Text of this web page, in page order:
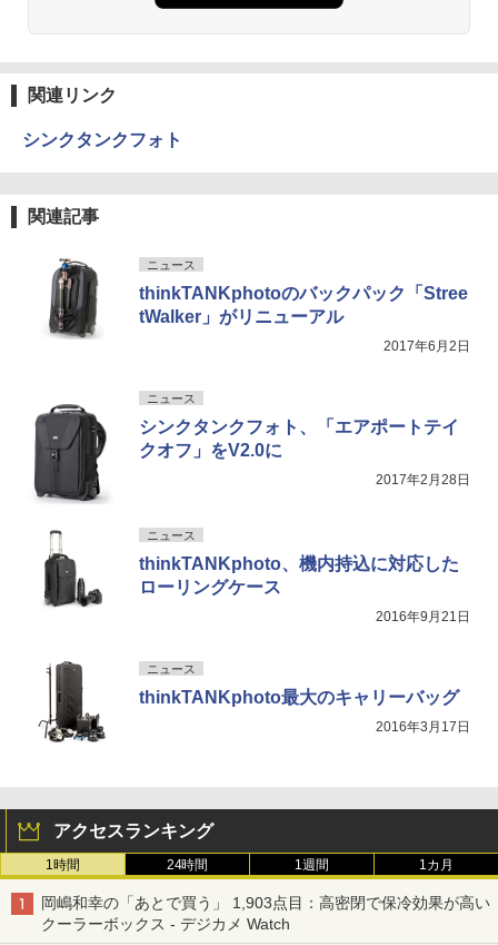
関連リンク
シンクタンクフォト
関連記事
ニュース
thinkTANKphotoのバックパック「Stree
tWalker」がリニューアル
2017年6月2日
ニュース
シンクタンクフォト、「エアポートテイ
クオフ」をV2.0に
2017年2月28日
ニュース
thinkTANKphoto、機内持込に対応した
ローリングケース
2016年9月21日
ニュース
thinkTANKphoto最大のキャリーバッグ
2016年3月17日
アクセスランキング
1時間 24時間 1週間 1カ月
岡嶋和幸の「あとで買う」 1,903点目：高密閉で保冷効果が高い
クーラーボックス - デジカメ Watch